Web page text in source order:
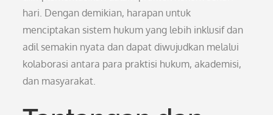
hari. Dengan demikian, harapan untuk
menciptakan sistem hukum yang lebih inklusif dan
adil semakin nyata dan dapat diwujudkan melalui
kolaborasi antara para praktisi hukum, akademisi,
dan masyarakat.